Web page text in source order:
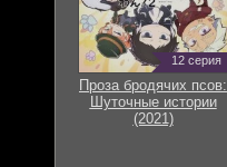
12 серия
Проза бродячих псов:
Шуточные истории
(2021)